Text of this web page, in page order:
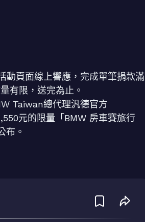
動頁面線上響應，完成單筆捐款滿
有限，送完為止。
Taiwan總代理汎德官方
元的限量「BMW 房車賽旅行
布。